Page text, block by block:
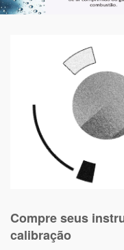
Compre seus
calibração